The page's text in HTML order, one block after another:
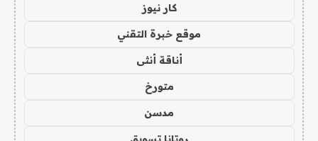
كار نيوز
موقع خبرة التقني
أناقة أنثى
متورخ
مدسن